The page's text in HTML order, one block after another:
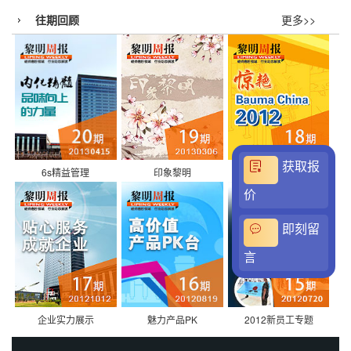
更多>>
往期回顾
6s精益管理 印象黎明 Bauma China2012
企业实力展示 魅力产品PK 2012新员工专题
获取报
价
即刻留
言